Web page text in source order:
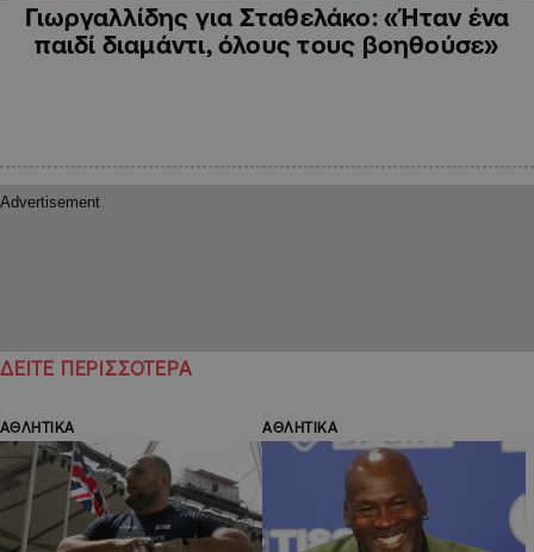
Γιωργαλλίδης για Σταθελάκο: «Ήταν ένα
παιδί διαμάντι, όλους τους βοηθούσε»
ΔΕΙΤΕ ΠΕΡΙΣΣΟΤΕΡΑ
ΑΘΛΗΤΙΚΑ ΑΘΛΗΤΙΚΑ